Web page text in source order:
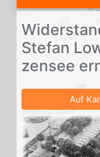
Ste­fan
zen­see
Auf